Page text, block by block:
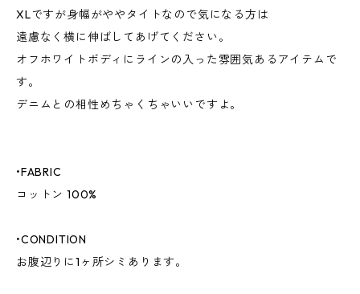
XLですが身幅がややタイトなので気になる方は
遠慮なく横に伸ばしてあげてください。
オフホワイトボディにラインの入った雰囲気あるアイテムで
す。
デニムとの相性めちゃくちゃいいですよ。
•FABRIC
コットン 100%
•CONDITION
お腹辺りに1ヶ所シミあります。